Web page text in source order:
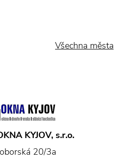
Všechna města
KYJOV, s.r.o.
20/3a